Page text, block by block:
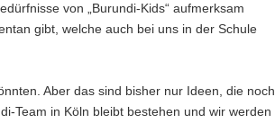
von „Burundi-Kids“ aufmerksam
gibt, welche auch bei uns in der Schule
Aber das sind bisher nur Ideen, die noch
Team in Köln bleibt bestehen und wir werden